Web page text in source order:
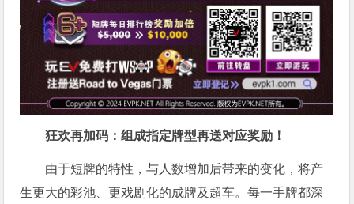
狂欢再加码：组成指定牌型再送对应奖励！
由于短牌的特性，与人数增加后带来的变化，将产
生更大的彩池、更戏剧化的成牌及超车。每一手牌都深